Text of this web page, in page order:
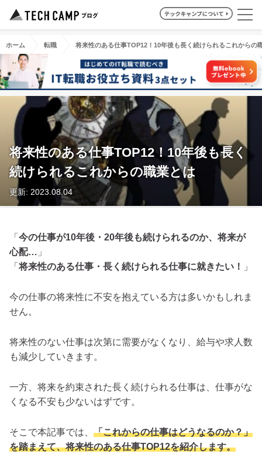
ホーム 転職 将来性のある仕事TOP12！10年後も長く続けられるこれからの
将来性のある仕事TOP12！10年後も長く
続けられるこれからの職業とは
更新: 2023.08.04
「 今の仕事が10年後・20年後も続けられるのか、将来が
心配… 」
「将来性のある仕事・長く続けられる仕事に就きたい！ 」
今の仕事の将来性に不安を抱えている方は多いかもしれま
せん。
将来性のない仕事は次第に需要がなくなり、給与や求人数
も減少していきます。
一方、将来を約束された長く続けられる仕事は、仕事がな
くなる不安も少ないはずです。
そこで本記事では、 「これからの仕事はどうなるのか？」
を踏まえて、将来性のある仕事TOP12を紹介します。